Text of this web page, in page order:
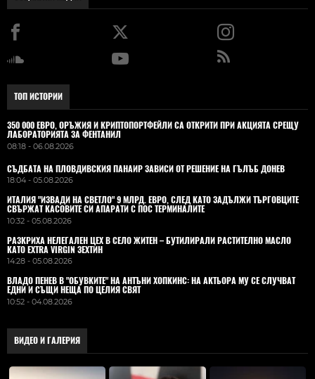
ТОП ИСТОРИИ
350 000 ЕВРО, ОРЪЖИЯ И КРИПТОПОРТФЕЙЛИ СА ОТКРИТИ ПРИ АКЦИЯТА СРЕЩУ
ЛАБОРАТОРИЯТА ЗА ФЕНТАНИЛ
08:18 - 06.08.2026
СЪДБАТА НА ПЛОВДИВСКИЯ ПАНАИР ЗАВИСИ ОТ РЕШЕНИЕ НА ГЪЛЪБ ДОНЕВ
18:04 - 05.08.2026
ИТАЛИЯ "ИЗВАДИ НА СВЕТЛО" 9 МЛРД. ЕВРО, СЛЕД КАТО ЗАДЪЛЖИ ТЪРГОВЦИТЕ
СВЪРЖАТ КАСОВИТЕ СИ АПАРАТИ С ПОС ТЕРМИНАЛИТЕ
10:32 - 05.08.2026
РАЗКРИХА НЕЛЕГАЛЕН ЦЕХ В СЕЛО ЖИТЕН – БУТИЛИРАЛИ РАСТИТЕЛНО МАСЛО
КАТО EXTRA VIRGIN ЗЕХТИН
14:28 - 05.08.2026
ВЛАДO ПЕНЕВ В "ОБУВКИТЕ" НА АНТЪНИ ХОПКИНС: НА АКТЬОРА МУ СЕ СЛУЧВАТ
ЕДНИ И СЪЩИ НЕЩА ПО ЦЕЛИЯ СВЯТ
10:52 - 04.08.2026
ВИДЕО И ГАЛЕРИЯ